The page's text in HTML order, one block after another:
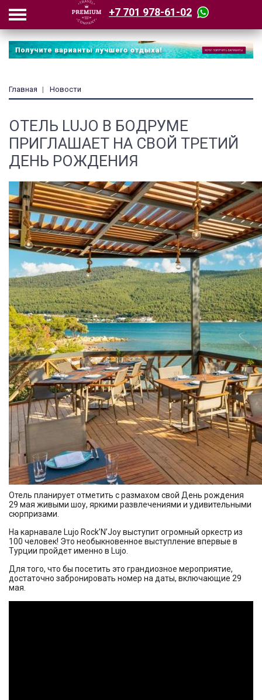
+7 701 978-61-02
Главная Новости
ОТЕЛЬ LUJO В БОДРУМЕ
ПРИГЛАШАЕТ НА СВОЙ ТРЕТИЙ
ДЕНЬ РОЖДЕНИЯ
Отель планирует отметить с размахом свой День рождения
29 мая живыми шоу, яркими развлечениями и удивительными
сюрпризами.
На карнавале Lujo Rock’N’Joy выступит огромный оркестр из
100 человек! Это необыкновенное выступление впервые в
Турции пройдет именно в Lujo.
Для того, что бы посетить это грандиозное мероприятие,
достаточно забронировать номер на даты, включающие 29
мая.